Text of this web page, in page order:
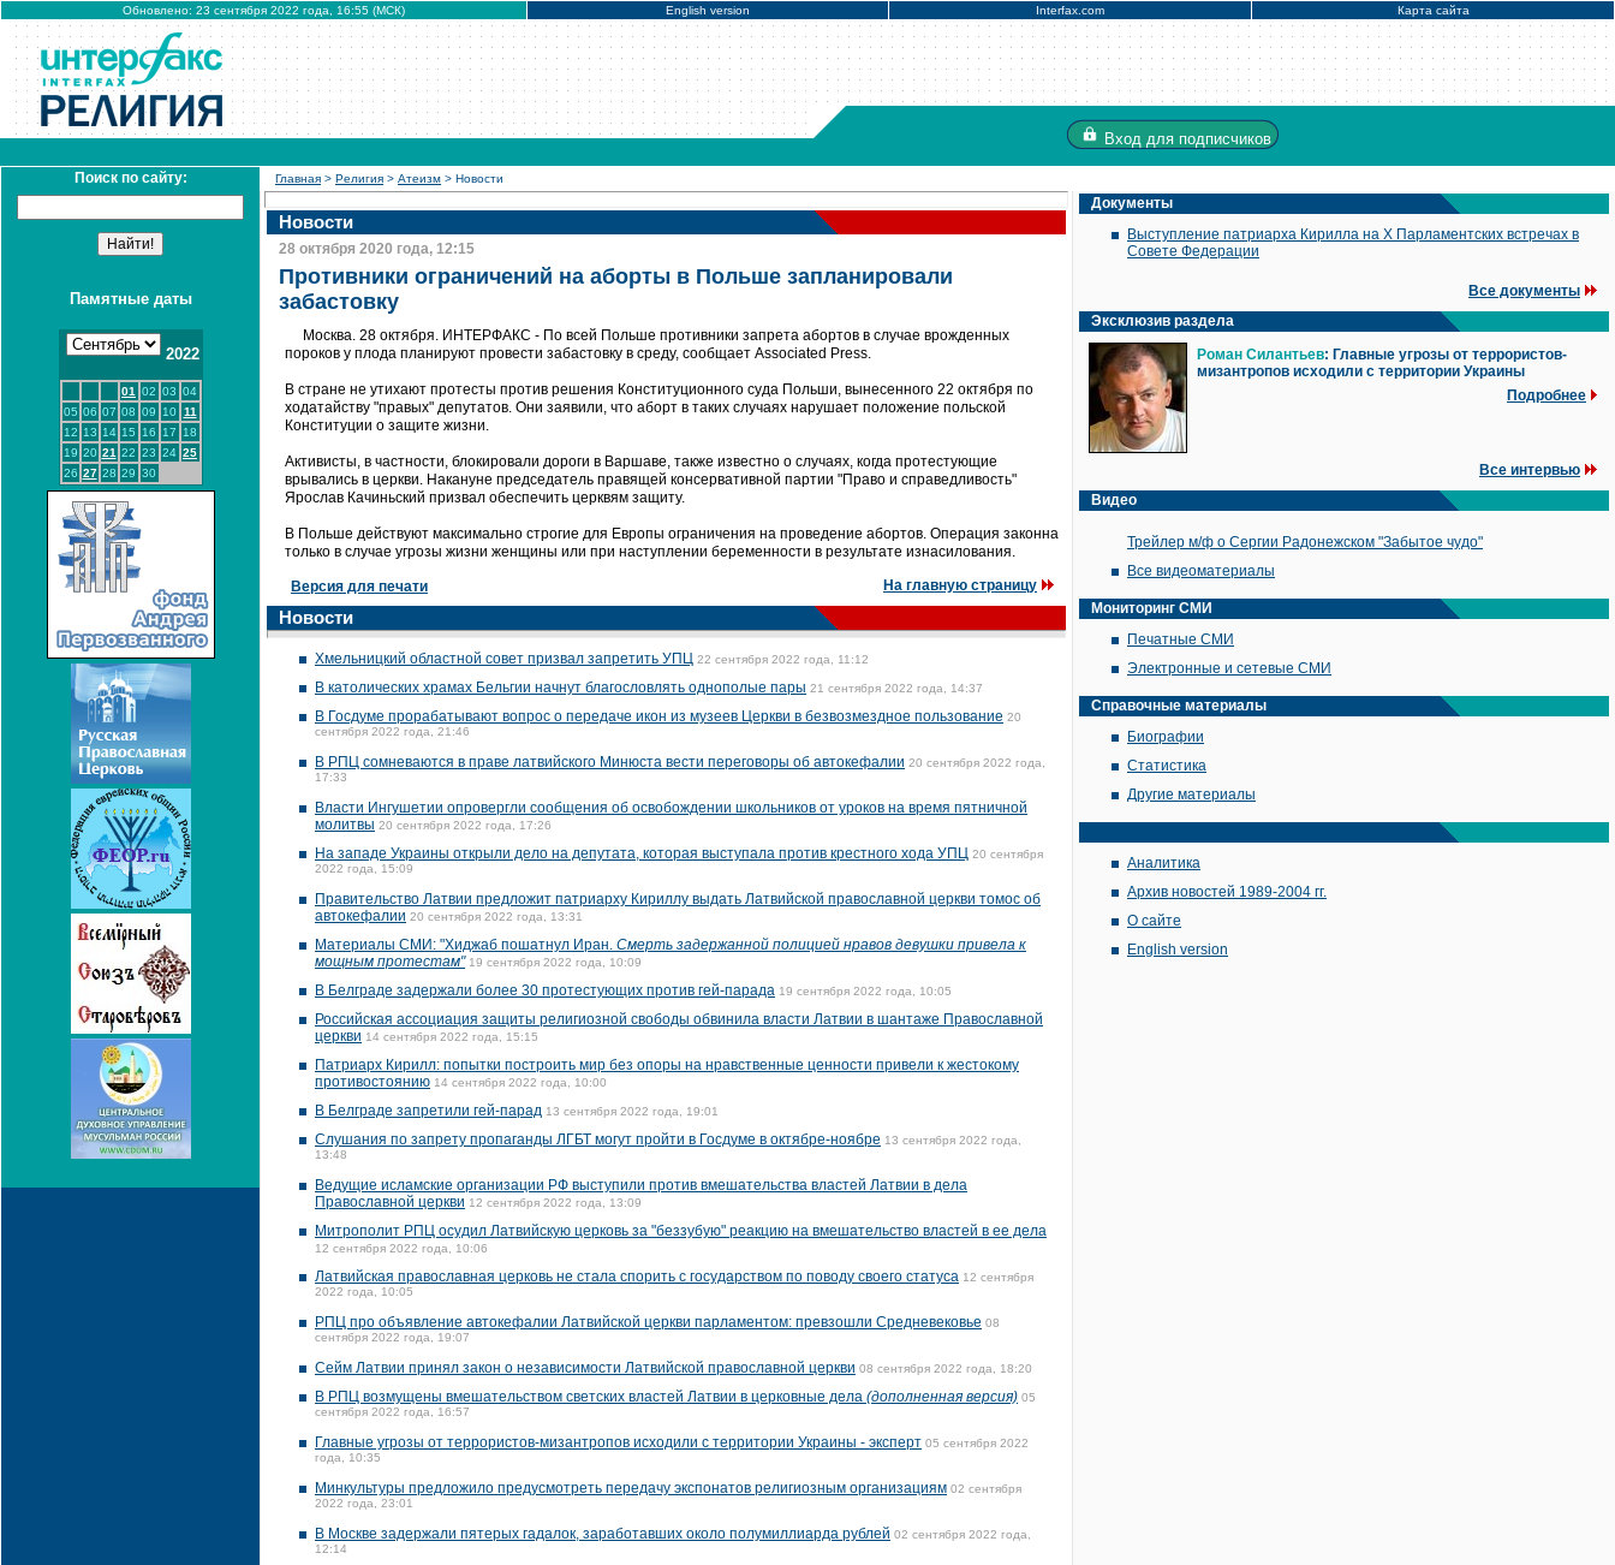
Обновлено: 23 сентября 2022 года, 16:55 (МСК) English version Interfax.com Карта сайта
Вход для подписчиков
Поиск по сайту:
Памятные даты
2022
01 02 03 04
05 06 07 08 09 10
11
12 13 14 15 16 17
18
19 20 21 22 23 24 25
26 27 28 29 30
Главная > Религия > Атеизм > Новости
Новости
28 октября 2020 года, 12:15
Противники ограничений на аборты в Польше запланировали
забастовку
Москва. 28 октября. ИНТЕРФАКС - По всей Польше противники запрета абортов в случае врожденных
пороков у плода планируют провести забастовку в среду, сообщает Associated Press.
В стране не утихают протесты против решения Конституционного суда Польши, вынесенного 22 октября по
ходатайству "правых" депутатов. Они заявили, что аборт в таких случаях нарушает положение польской
Конституции о защите жизни.
Активисты, в частности, блокировали дороги в Варшаве, также известно о случаях, когда протестующие
врывались в церкви. Накануне председатель правящей консервативной партии "Право и справедливость"
Ярослав Качиньский призвал обеспечить церквям защиту.
В Польше действуют максимально строгие для Европы ограничения на проведение абортов. Операция законна
только в случае угрозы жизни женщины или при наступлении беременности в результате изнасилования.
Версия для печати На главную страницу
Новости
Хмельницкий областной совет призвал запретить УПЦ 22 сентября 2022 года, 11:12
В католических храмах Бельгии начнут благословлять однополые пары 21 сентября 2022 года, 14:37
В Госдуме прорабатывают вопрос о передаче икон из музеев Церкви в безвозмездное пользование 20
сентября 2022 года, 21:46
В РПЦ сомневаются в праве латвийского Минюста вести переговоры об автокефалии 20 сентября 2022 года,
17:33
Власти Ингушетии опровергли сообщения об освобождении школьников от уроков на время пятничной
молитвы 20 сентября 2022 года, 17:26
На западе Украины открыли дело на депутата, которая выступала против крестного хода УПЦ 20 сентября
2022 года, 15:09
Правительство Латвии предложит патриарху Кириллу выдать Латвийской православной церкви томос об
автокефалии 20 сентября 2022 года, 13:31
Материалы СМИ: "Хиджаб пошатнул Иран. Смерть задержанной полицией нравов девушки привела к
мощным протестам" 19 сентября 2022 года, 10:09
В Белграде задержали более 30 протестующих против гей-парада 19 сентября 2022 года, 10:05
Российская ассоциация защиты религиозной свободы обвинила власти Латвии в шантаже Православной
церкви 14 сентября 2022 года, 15:15
Патриарх Кирилл: попытки построить мир без опоры на нравственные ценности привели к жестокому
противостоянию 14 сентября 2022 года, 10:00
В Белграде запретили гей-парад 13 сентября 2022 года, 19:01
Слушания по запрету пропаганды ЛГБТ могут пройти в Госдуме в октябре-ноябре 13 сентября 2022 года,
13:48
Ведущие исламские организации РФ выступили против вмешательства властей Латвии в дела
Православной церкви 12 сентября 2022 года, 13:09
Митрополит РПЦ осудил Латвийскую церковь за "беззубую" реакцию на вмешательство властей в ее дела
12 сентября 2022 года, 10:06
Латвийская православная церковь не стала спорить с государством по поводу своего статуса 12 сентября
2022 года, 10:05
РПЦ про объявление автокефалии Латвийской церкви парламентом: превзошли Средневековье 08
сентября 2022 года, 19:07
Сейм Латвии принял закон о независимости Латвийской православной церкви 08 сентября 2022 года, 18:20
В РПЦ возмущены вмешательством светских властей Латвии в церковные дела (дополненная версия) 05
сентября 2022 года, 16:57
Главные угрозы от террористов-мизантропов исходили с территории Украины - эксперт 05 сентября 2022
года, 10:35
Минкультуры предложило предусмотреть передачу экспонатов религиозным организациям 02 сентября
2022 года, 23:01
В Москве задержали пятерых гадалок, заработавших около полумиллиарда рублей 02 сентября 2022 года,
12:14
Документы
Выступление патриарха Кирилла на X Парламентских встречах в
Совете Федерации
Все документы
Эксклюзив раздела
Роман Силантьев: Главные угрозы от террористов-
мизантропов исходили с территории Украины
Подробнее
Все интервью
Видео
Трейлер м/ф о Сергии Радонежском "Забытое чудо"
Все видеоматериалы
Мониторинг СМИ
Печатные СМИ
Электронные и сетевые СМИ
Справочные материалы
Биографии
Статистика
Другие материалы
Аналитика
Архив новостей 1989-2004 гг.
О сайте
English version